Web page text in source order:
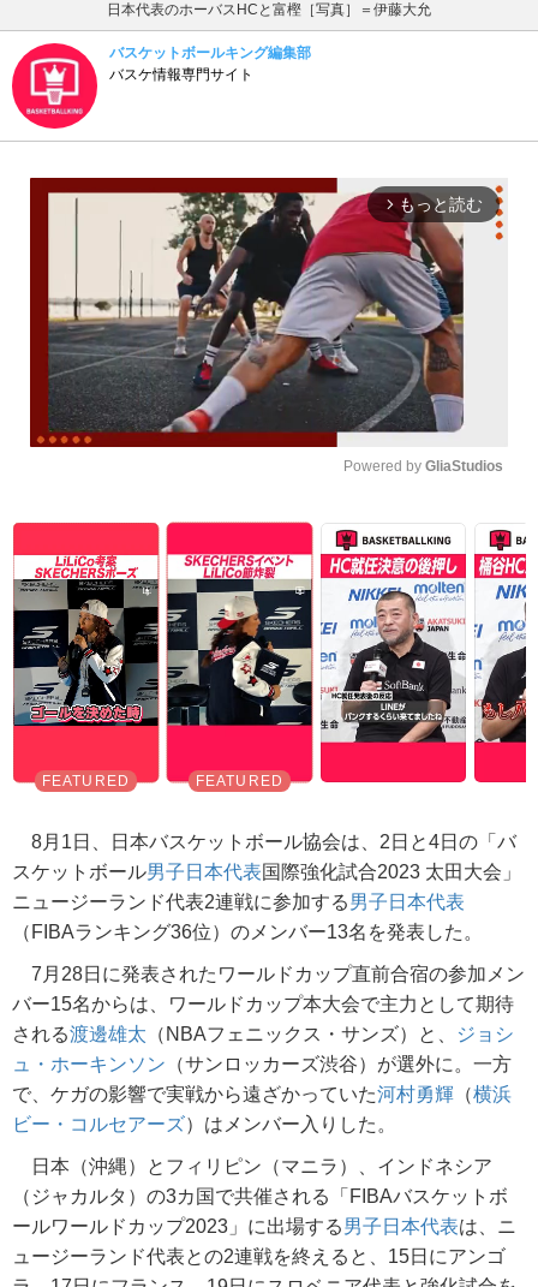
日本代表のホーバスHCと富樫［写真］＝伊藤大允
バスケットボールキング編集部
バスケ情報専門サイト
arrow_forward_ios もっと読む
Powered by GliaStudios
8月1日、日本バスケットボール協会は、2日と4日の「バ
スケットボール男子日本代表国際強化試合2023 太田大会」
ニュージーランド代表2連戦に参加する男子日本代表
（FIBAランキング36位）のメンバー13名を発表した。
7月28日に発表されたワールドカップ直前合宿の参加メン
バー15名からは、ワールドカップ本大会で主力として期待
される渡邊雄太 （NBAフェニックス・サンズ）と、
ジョシ
ュ・ホーキンソン （サンロッカーズ渋谷）が選外に。一方
で、ケガの影響で実戦から遠ざかっていた河村勇輝 （横浜
ビー・コルセアーズ）はメンバー入りした。
日本（沖縄）とフィリピン（マニラ）、インドネシア
（ジャカルタ）の3カ国で共催される「FIBAバスケットボ
ールワールドカップ2023」に出場する男子日本代表は、ニ
ュージーランド代表との2連戦を終えると、15日にアンゴ